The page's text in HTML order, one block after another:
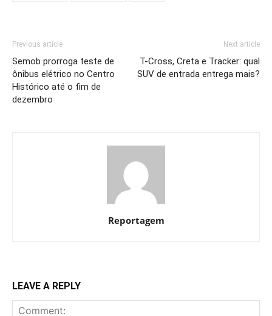
Previous article
Semob prorroga teste de
ônibus elétrico no Centro
Histórico até o fim de
dezembro
Next article
T-Cross, Creta e Tracker: qual
SUV de entrada entrega mais?
Reportagem
LEAVE A REPLY